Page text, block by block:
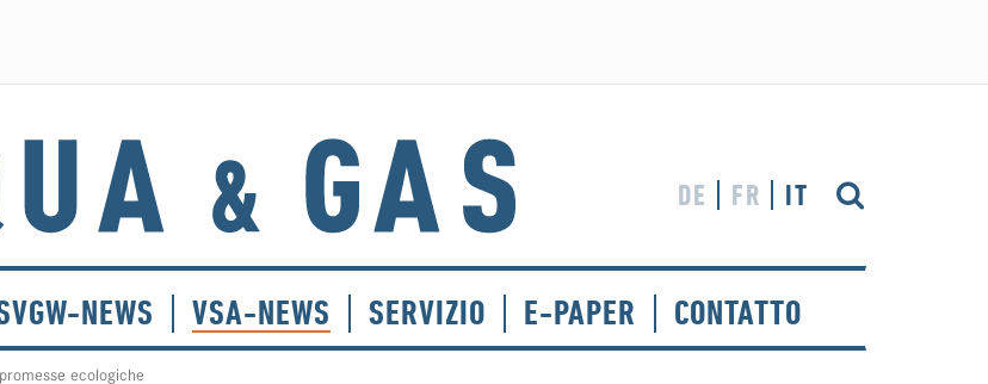
DE FR IT
NEWS VSA-NEWS SERVIZIO E-PAPER CONTATTO
ecologiche